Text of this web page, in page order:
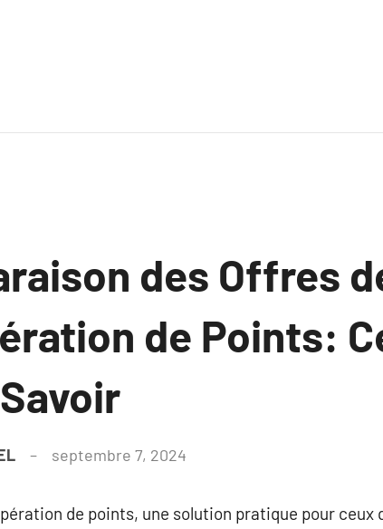
des Offres
de Points:
septembre 7, 2024
de points, une solution pratique pour